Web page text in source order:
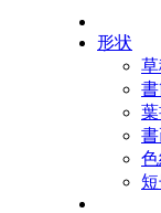
形状